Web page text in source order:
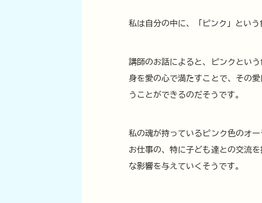
私は自分の中に、「ピンク」とい
講師のお話によると、ピンクとい
身を愛の心で満たすことで、その
うことができるのだそうです。
私の魂が持っているピンク色のオ
お仕事の、特に子ども達との交流
な影響を与えていくそうです。